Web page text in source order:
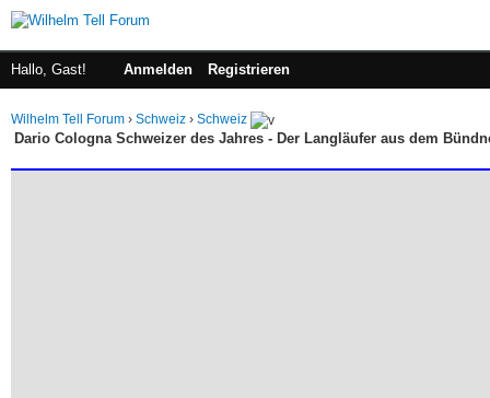
Hallo, Gast! Anmelden Registrieren
Wilhelm Tell Forum › Schweiz › Schweiz
Dario Cologna Schweizer des Jahres - Der Langläufer aus dem